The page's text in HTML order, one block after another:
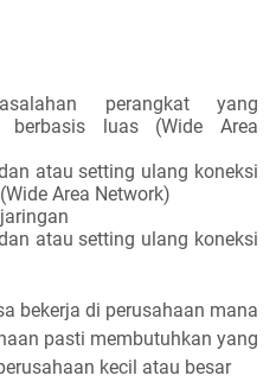
perangkat yang
berbasis luas (Wide Area
atau setting ulang koneksi
Area Network)
atau setting ulang koneksi
bekerja di perusahaan mana
pasti membutuhkan yang
kecil atau besar